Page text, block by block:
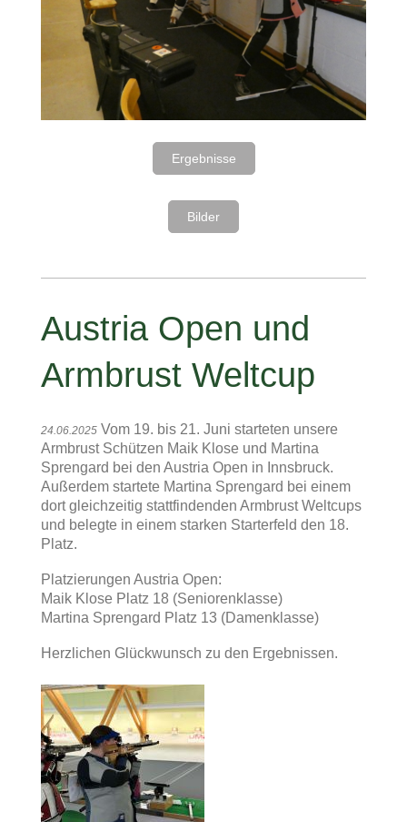
Ergebnisse
Bilder
Austria Open und
Armbrust Weltcup
24.06.2025 Vom 19. bis 21. Juni starteten unsere
Armbrust Schützen Maik Klose und Martina
Sprengard bei den Austria Open in Innsbruck.
Außerdem startete Martina Sprengard bei einem
dort gleichzeitig stattfindenden Armbrust Weltcups
und belegte in einem starken Starterfeld den 18.
Platz.
Platzierungen Austria Open:
Maik Klose Platz 18 (Seniorenklasse)
Martina Sprengard Platz 13 (Damenklasse)
Herzlichen Glückwunsch zu den Ergebnissen.